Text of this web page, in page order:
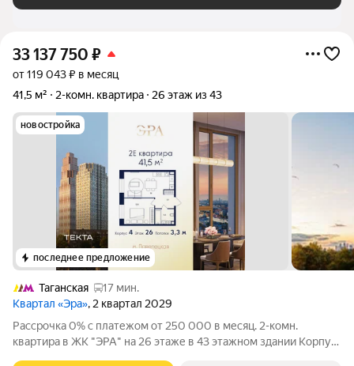
33 137 750 ₽
от 119 043 ₽ в месяц
41,5 м²
2-комн. квартира 26 этаж из 43
новостройка
последнее предложение
Таганская
17 мин.
Квартал «Эра», 2 квартал 2029
Рассрочка 0% с платежом от 250 000 в месяц. 2-комн.
квартира в ЖК "ЭРА" на 26 этаже в 43 этажном здании Корпус